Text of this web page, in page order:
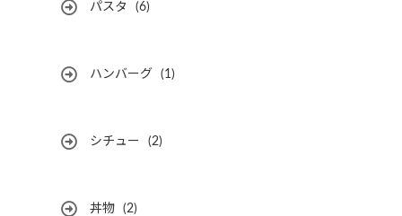
パスタ (6)
ハンバーグ (1)
シチュー (2)
丼物 (2)